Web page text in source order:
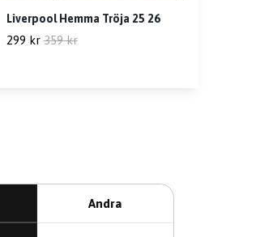
Liverpool Hemma Tröja 25 26
299 kr 359 kr
Andra